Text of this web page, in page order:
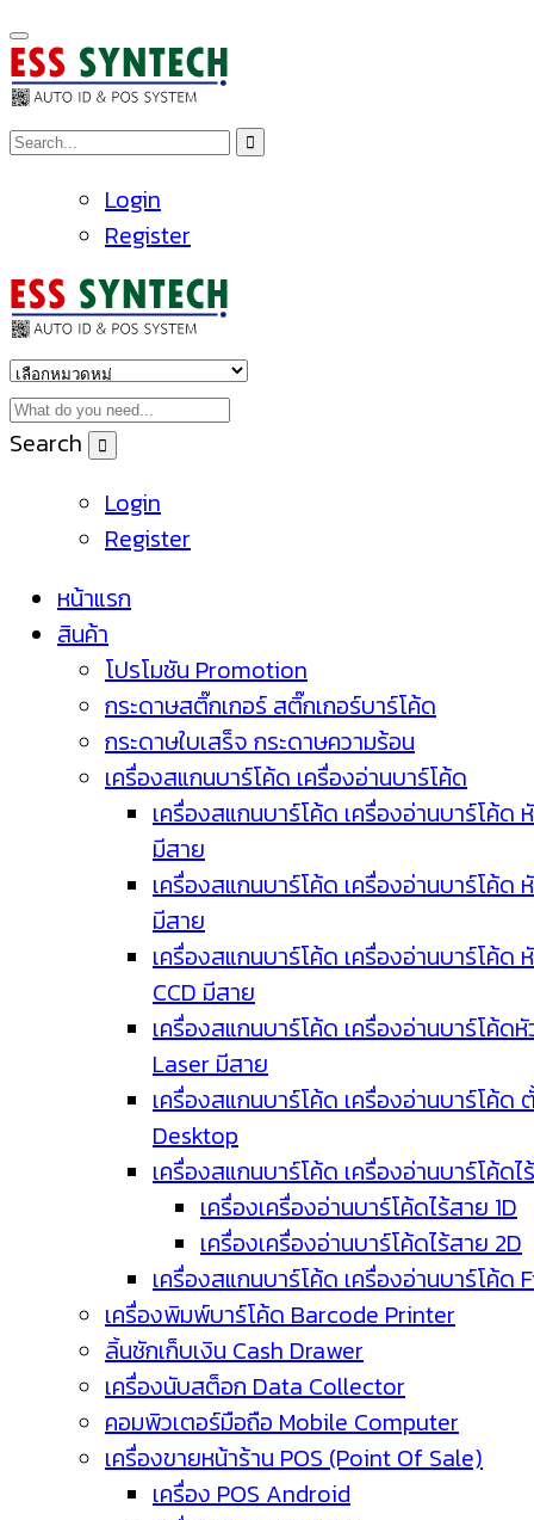
Login
Register
Search
Login
Register
หน้าแรก
สินค้า
โปรโมชัน Promotion
กระดาษสติ๊กเกอร์ สติ๊กเกอร์บาร์โค้ด
กระดาษใบเสร็จ กระดาษความร้อน
เครื่องสแกนบาร์โค้ด เครื่องอ่านบาร์โค้ด
เครื่องสแกนบาร์โค้ด เครื่องอ่านบาร์โค้ด
มีสาย
เครื่องสแกนบาร์โค้ด เครื่องอ่านบาร์โค้ด
มีสาย
เครื่องสแกนบาร์โค้ด เครื่องอ่านบาร์โค้ด
CCD มีสาย
เครื่องสแกนบาร์โค้ด เครื่องอ่านบาร์โค้ด
Laser มีสาย
เครื่องสแกนบาร์โค้ด เครื่องอ่านบาร์โค้ด
Desktop
เครื่องสแกนบาร์โค้ด เครื่องอ่านบาร์โค้ดไ
เครื่องเครื่องอ่านบาร์โค้ดไร้สาย 1D
เครื่องเครื่องอ่านบาร์โค้ดไร้สาย 2D
เครื่องสแกนบาร์โค้ด เครื่องอ่านบาร์โค้ด
เครื่องพิมพ์บาร์โค้ด Barcode Printer
ลิ้นชักเก็บเงิน Cash Drawer
เครื่องนับสต็อก Data Collector
คอมพิวเตอร์มือถือ Mobile Computer
เครื่องขายหน้าร้าน POS (Point Of Sale)
เครื่อง POS Android